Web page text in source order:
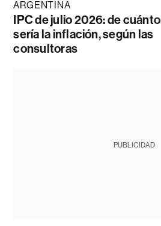
ARGENTINA
IPC de julio 2026: de cuánto
sería la inflación, según las
consultoras
PUBLICIDAD